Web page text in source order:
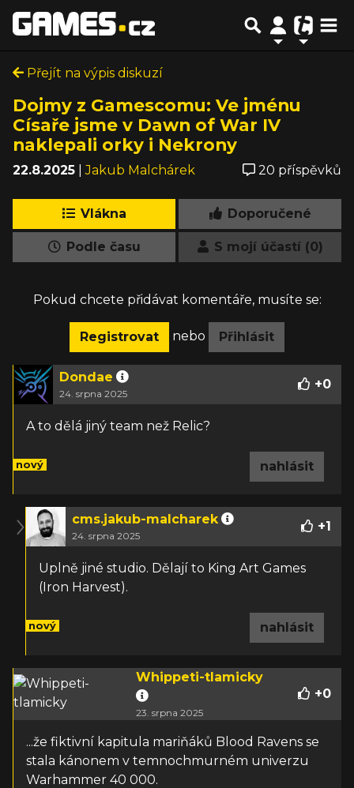
Přejít na výpis diskuzí
Dojmy z Gamescomu: Ve jménu
Císaře jsme v Dawn of War IV
naklepali orky i Nekrony
22.8.2025 |Jakub Malchárek 20 příspěvků
Vlákna Doporučené
Podle času S mojí účastí (0)
Pokud chcete přidávat komentáře, musíte se:
Registrovat nebo Přihlásit
Dondae
24. srpna 2025
+0
A to dělá jiný team než Relic?
nový nahlásit
cms.jakub-malcharek
24. srpna 2025
+1
Uplně jiné studio. Dělají to King Art Games
(Iron Harvest).
nový nahlásit
Whippeti-tlamicky
23. srpna 2025
+0
...že fiktivní kapitula mariňáků Blood Ravens se
stala kánonem v temnochmurném univerzu
Warhammer 40 000.